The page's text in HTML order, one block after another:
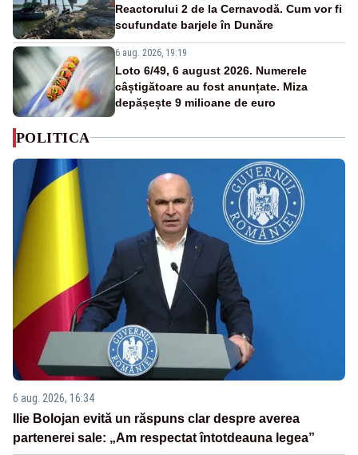
Reactorului 2 de la Cernavodă. Cum vor fi
scufundate barjele în Dunăre
6 aug. 2026, 19:19
Loto 6/49, 6 august 2026. Numerele
câștigătoare au fost anunțate. Miza
depășește 9 milioane de euro
POLITICA
6 aug. 2026, 16:34
Ilie Bolojan evită un răspuns clar despre averea
partenerei sale: „Am respectat întotdeauna legea”